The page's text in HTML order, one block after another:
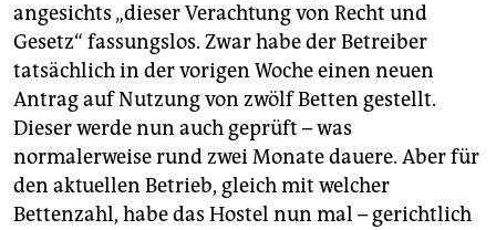
angesichts „dieser Verachtung von Recht und
Gesetz“ fassungslos. Zwar habe der Betreiber
tatsächlich in der vorigen Woche einen neuen
Antrag auf Nutzung von zwölf Betten gestellt.
Dieser werde nun auch geprüft – was
normalerweise rund zwei Monate dauere. Aber für
den aktuellen Betrieb, gleich mit welcher
Bettenzahl, habe das Hostel nun mal – gerichtlich